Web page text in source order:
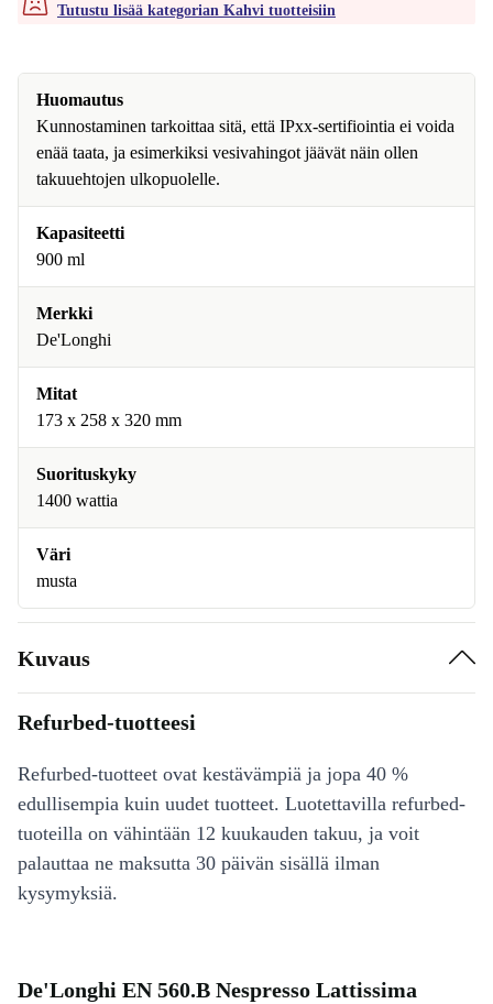
Tutustu lisää kategorian Kahvi tuotteisiin
Huomautus
Kunnostaminen tarkoittaa sitä, että IPxx-sertifiointia ei voida
enää taata, ja esimerkiksi vesivahingot jäävät näin ollen
takuuehtojen ulkopuolelle.
Kapasiteetti
900 ml
Merkki
De'Longhi
Mitat
173 x 258 x 320 mm
Suorituskyky
1400 wattia
Väri
musta
Kuvaus
Refurbed-tuotteesi
Refurbed-tuotteet ovat kestävämpiä ja jopa 40 %
edullisempia kuin uudet tuotteet. Luotettavilla refurbed-
tuoteilla on vähintään 12 kuukauden takuu, ja voit
palauttaa ne maksutta 30 päivän sisällä ilman
kysymyksiä.
De'Longhi EN 560.B Nespresso Lattissima